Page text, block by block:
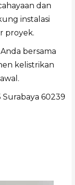
dan
instalasi
proyek.
bersama
kelistrikan
60239